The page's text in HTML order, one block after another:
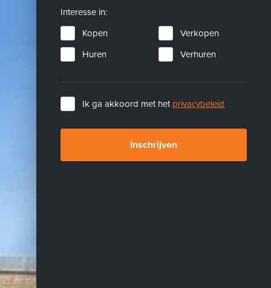
Interesse in:
Kopen
Verkopen
Huren
Verhuren
Ik ga akkoord met het privacybeleid
Inschrijven